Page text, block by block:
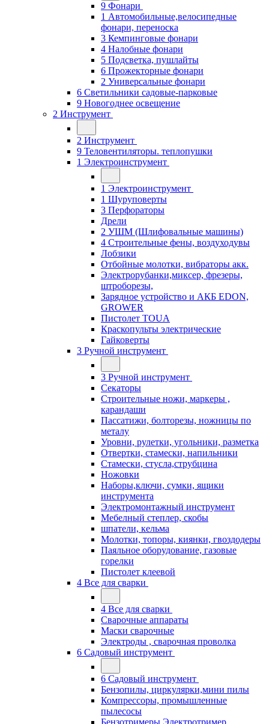
9 Фонари
1 Автомобильные,велосипедные
фонари, переноска
3 Кемпинговые фонари
4 Налобные фонари
5 Подсветка, пушлайты
6 Прожекторные фонари
2 Универсальные фонари
6 Светильники садовые-парковые
9 Новогоднее освещение
2 Инструмент
2 Инструмент
9 Теловентиляторы. теплопушки
1 Электроинструмент
1 Электроинструмент
1 Шуруповерты
3 Перфораторы
Дрели
2 УШМ (Шлифовальные машины)
4 Строительные фены, воздуходувы
Лобзики
Отбойные молотки, вибраторы акк.
Электрорубанки,миксер, фрезеры,
штроборезы,
Зарядное устройство и АКБ EDON,
GROWER
Пистолет TOUA
Краскопульты электрические
Гайковерты
3 Ручной инструмент
3 Ручной инструмент
Cекаторы
Строительные ножи, маркеры ,
карандаши
Пассатижи, болторезы, ножницы по
металу
Уровни, рулетки, угольники, разметка
Отвертки, стамески, напильники
Стамески, стусла,струбцина
Ножовки
Наборы,ключи, сумки, ящики
инструмента
Электромонтажный инструмент
Мебелный степлер, скобы
шпатели, кельма
Молотки, топоры, киянки, гвоздодеры
Паяльное оборудование, газовые
горелки
Пистолет клеевой
4 Все для сварки
4 Все для сварки
Сварочные аппараты
Маски сварочные
Электроды , сварочная проволка
6 Садовый инструмент
6 Садовый инструмент
Бензопилы, циркулярки,мини пилы
Компрессоры, промышленные
пылесосы
Бензотримеры,Электротример,